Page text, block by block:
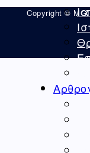
Copyright ©